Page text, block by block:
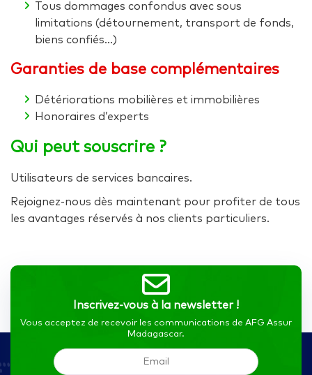
Tous dommages confondus avec sous
limitations (détournement, transport de fonds,
biens confiés…)
Garanties de base complémentaires
Détériorations mobilières et immobilières
Honoraires d’experts
Qui peut souscrire ?
Utilisateurs de services bancaires.
Rejoignez-nous dès maintenant pour profiter de tous
les avantages réservés à nos clients particuliers.
Inscrivez-vous à la newsletter !
Vous acceptez de recevoir les communications de AFG Assur
Madagascar.